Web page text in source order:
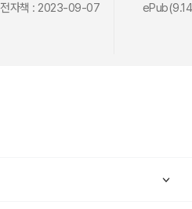
전자책 : 2023-09-07